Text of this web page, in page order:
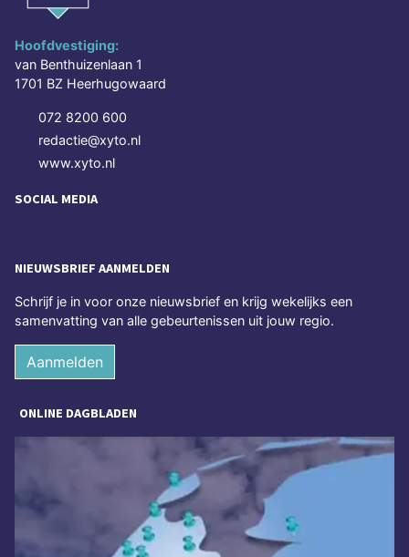
Hoofdvestiging:
van Benthuizenlaan 1
1701 BZ Heerhugowaard
072 8200 600
redactie@xyto.nl
www.xyto.nl
SOCIAL MEDIA
NIEUWSBRIEF AANMELDEN
Schrijf je in voor onze nieuwsbrief en krijg wekelijks een
samenvatting van alle gebeurtenissen uit jouw regio.
Aanmelden
ONLINE DAGBLADEN